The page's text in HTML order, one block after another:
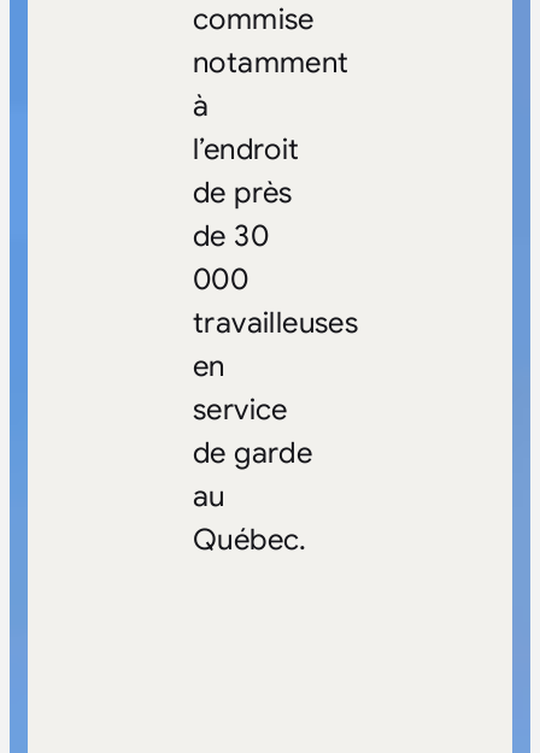
commise
notamment
à
l’endroit
de près
de 30
000
travailleuses
en
service
de garde
au
Québec.